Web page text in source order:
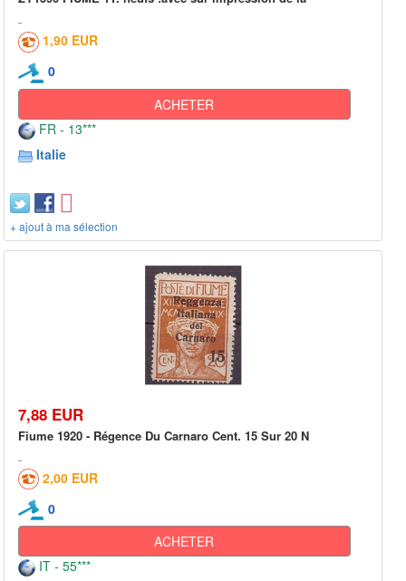
1,90 EUR
0
ACHETER
FR - 13***
Italie
+ ajout à ma sélection
7,88 EUR
Fiume 1920 - Régence Du Carnaro Cent. 15 Sur 20 N
2,00 EUR
0
ACHETER
IT - 55***